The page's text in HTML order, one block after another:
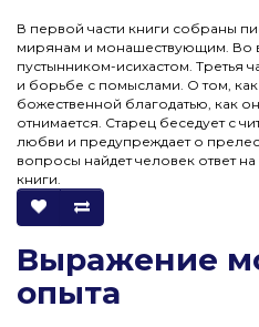
В первой части книги собраны
мирянам и монашествующим. Во
пустынником-исихастом. Третья
и борьбе с помыслами. О том,
божественной благодатью, как
отнимается. Старец беседует с
любви и предупреждает о
вопросы найдет человек ответ
книги.
Выражение
опыта